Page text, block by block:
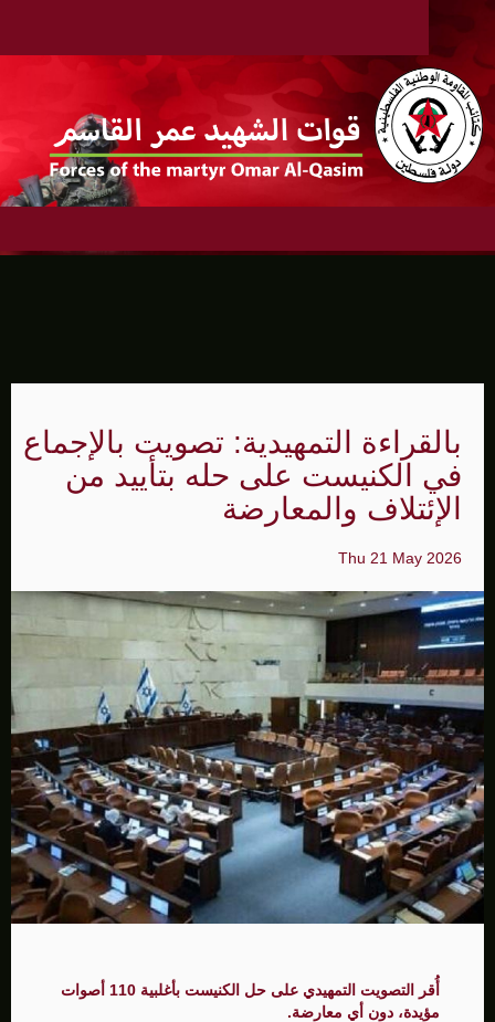
بالقراءة التمهيدية: تصويت بالإجماع
في الكنيست على حله بتأييد من
الإئتلاف والمعارضة
Thu 21 May 2026
أُقر التصويت التمهيدي على حل الكنيست بأغلبية 110 أصوات
مؤيدة، دون أي معارضة.